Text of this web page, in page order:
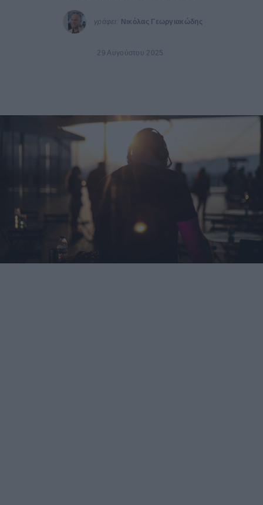
γράφει: Νικόλας Γεωργιακώδης
29 Αυγούστου 2025